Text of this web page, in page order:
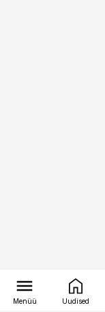
Menüü Uudised